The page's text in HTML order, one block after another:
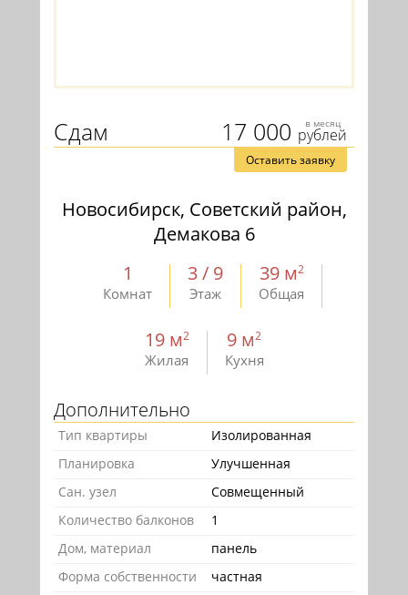
17 000 в месяц
рублей
Сдам
Оставить заявку
Новосибирск, Советский район,
Демакова 6
1
Комнат
3 / 9
Этаж
39 м2
Общая
19 м2
Жилая
9 м2
Кухня
Дополнительно
Тип квартиры
Изолированная
Планировка
Улучшенная
Сан. узел
Совмещенный
Количество балконов
1
Дом, материал
панель
Форма собственности
частная